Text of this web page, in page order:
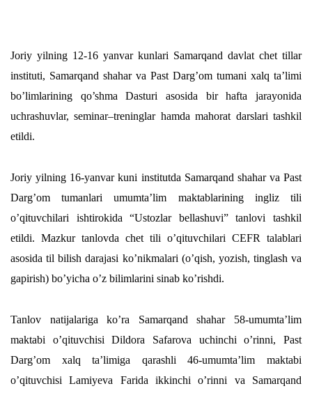
Joriy yilning 12-16 yanvar kunlari Samarqand davlat chet tillar
instituti, Samarqand shahar va Past Darg’om tumani xalq ta’limi
bo’limlarining qo’shma Dasturi asosida bir hafta jarayonida
uchrashuvlar, seminar–treninglar hamda mahorat darslari tashkil
etildi.
Joriy yilning 16-yanvar kuni institutda Samarqand shahar va Past
Darg’om tumanlari umumta’lim maktablarining ingliz tili
o’qituvchilari ishtirokida “Ustozlar bellashuvi” tanlovi tashkil
etildi. Mazkur tanlovda chet tili o’qituvchilari CEFR talablari
asosida til bilish darajasi ko’nikmalari (o’qish, yozish, tinglash va
gapirish) bo’yicha o’z bilimlarini sinab ko’rishdi.
Tanlov natijalariga ko’ra Samarqand shahar 58-umumta’lim
maktabi o’qituvchisi Dildora Safarova uchinchi o’rinni, Past
Darg’om xalq ta’limiga qarashli 46-umumta’lim maktabi
o’qituvchisi Lamiyeva Farida ikkinchi o’rinni va Samarqand